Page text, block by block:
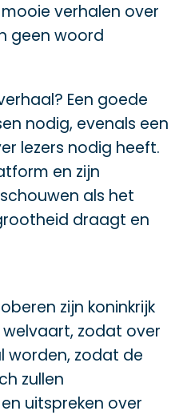
verhalen over
geen woord
Een goede
nodig, evenals een
lezers nodig heeft.
en zijn
als het
draagt en
zijn koninkrijk
zodat over
worden, zodat de
zullen
uitspreken over